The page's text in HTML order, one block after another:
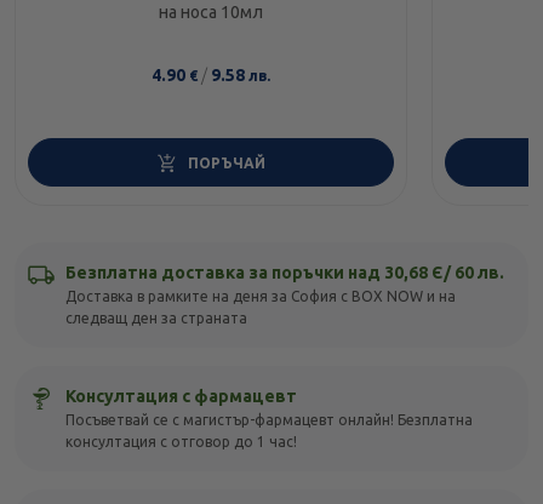
на носа 10мл
4.90 € / 9.58 лв.
ПОРЪЧАЙ
Безплатна доставка за поръчки над 30,68 Є/ 60 лв.
Доставка в рамките на деня за София с BOX NOW и на
следващ ден за страната
Консултация с фармацевт
Посъветвай се с магистър-фармацевт онлайн! Безплатна
консултация с отговор до 1 час!